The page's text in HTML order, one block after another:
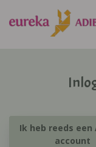
Ik heb reeds een
account